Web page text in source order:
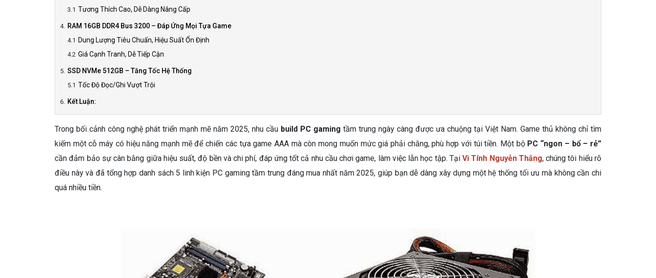
Tương Thích Cao, Dễ Dàng Nâng Cấp
RAM 16GB DDR4 Bus 3200 – Đáp Ứng Mọi Tựa Game
Dung Lượng Tiêu Chuẩn, Hiệu Suất Ổn Định
Giá Cạnh Tranh, Dễ Tiếp Cận
SSD NVMe 512GB – Tăng Tốc Hệ Thống
Tốc Độ Đọc/Ghi Vượt Trội
Kết Luận:
Trong bối cảnh công nghệ phát triển mạnh mẽ năm 2025, nhu cầu build PC gaming tầm trung ngày càng được ưa chuộng tại Việt Nam. Game thủ không chỉ tìm
kiếm một cỗ máy có hiệu năng mạnh mẽ để chiến các tựa game AAA mà còn mong muốn mức giá phải chăng, phù hợp với túi tiền. Một bộ PC “ngon – bổ – rẻ”
cần đảm bảo sự cân bằng giữa hiệu suất, độ bền và chi phí, đáp ứng tốt cả nhu cầu chơi game, làm việc lẫn học tập. TạiVi Tính Nguyễn Thắng, chúng tôi hiểu rõ
điều này và đã tổng hợp danh sách 5 linh kiện PC gaming tầm trung đáng mua nhất năm 2025, giúp bạn dễ dàng xây dựng một hệ thống tối ưu mà không cần chi
quá nhiều tiền.